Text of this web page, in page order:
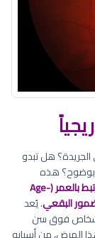
هل تبدو
بوضوح؟ هذه
التنكس البقعي المرتبط بالعمر (Age-
البقعي. يُعد
فوق سن